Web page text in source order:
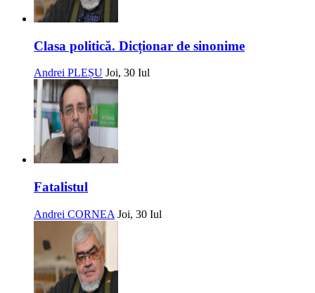
Clasa politică. Dicționar de sinonime
Andrei PLEȘU Joi, 30 Iul
Fatalistul
Andrei CORNEA Joi, 30 Iul